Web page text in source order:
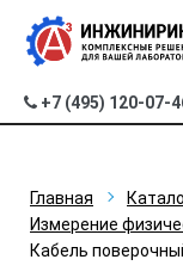
+7 (495) 120-07-
Главная
Измерение
Кабель